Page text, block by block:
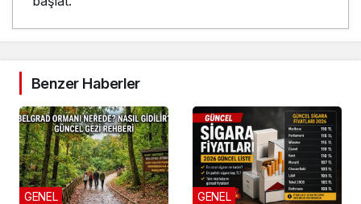
Benzer Haberler
GENEL GENEL